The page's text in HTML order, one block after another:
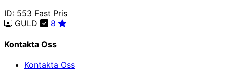
ID: 553 Fast Pris
GULD
8
Kontakta Oss
Kontakta Oss